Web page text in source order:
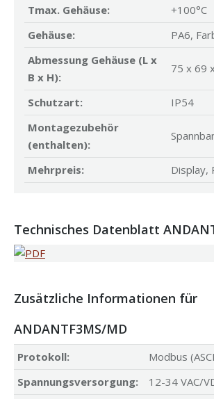
Tmax. Gehäuse:
+100°C
Gehäuse:
PA6,
Abmessung Gehäuse (L x
B x H):
75 x 69
Schutzart:
IP54
Montagezubehör
(enthalten):
Mehrpreis: Display,
Technisches Datenblatt
Zusätzliche Informationen für
ANDANTF3MS/MD
Protokoll:
Modbus
Spannungsversorgung:
12-34 VAC/